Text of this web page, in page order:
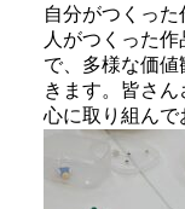
自分がつくっ
人がつくった
で、多様な価
きます。皆さ
心に取り組んで